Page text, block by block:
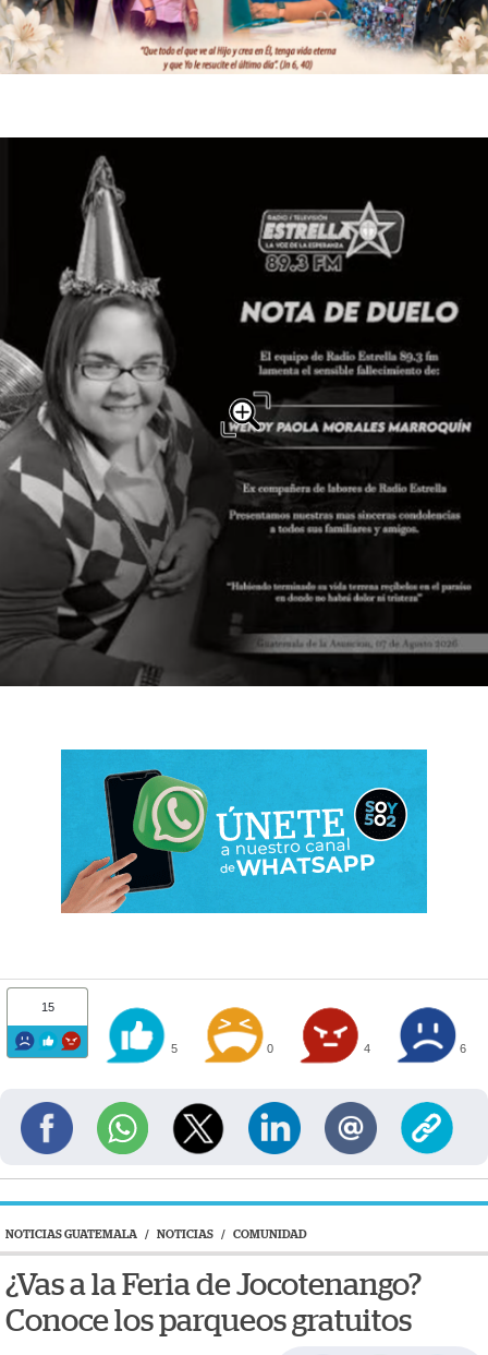
15
5 0 4 6
NOTICIAS GUATEMALA / NOTICIAS / COMUNIDAD
¿Vas a la Feria de Jocotenango?
Conoce los parqueos gratuitos